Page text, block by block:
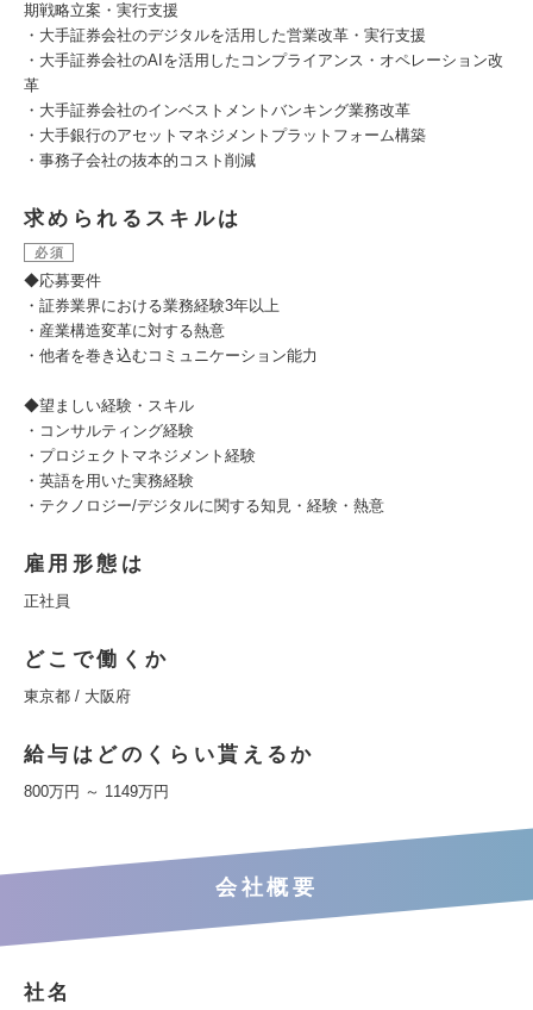
期戦略立案・実行支援
・大手証券会社のデジタルを活用した営業改革・実行支援
・大手証券会社のAIを活用したコンプライアンス・オペレーション改
革
・大手証券会社のインベストメントバンキング業務改革
・大手銀行のアセットマネジメントプラットフォーム構築
・事務子会社の抜本的コスト削減
求められるスキルは
必須
◆応募要件
・証券業界における業務経験3年以上
・産業構造変革に対する熱意
・他者を巻き込むコミュニケーション能力
◆望ましい経験・スキル
・コンサルティング経験
・プロジェクトマネジメント経験
・英語を用いた実務経験
・テクノロジー/デジタルに関する知見・経験・熱意
雇用形態は
正社員
どこで働くか
東京都 / 大阪府
給与はどのくらい貰えるか
800万円 ～ 1149万円
会社概要
社名